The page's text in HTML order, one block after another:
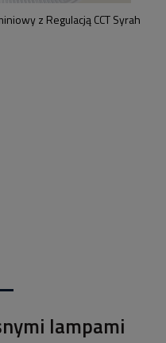
z Regulacją CCT Syrah
lampami